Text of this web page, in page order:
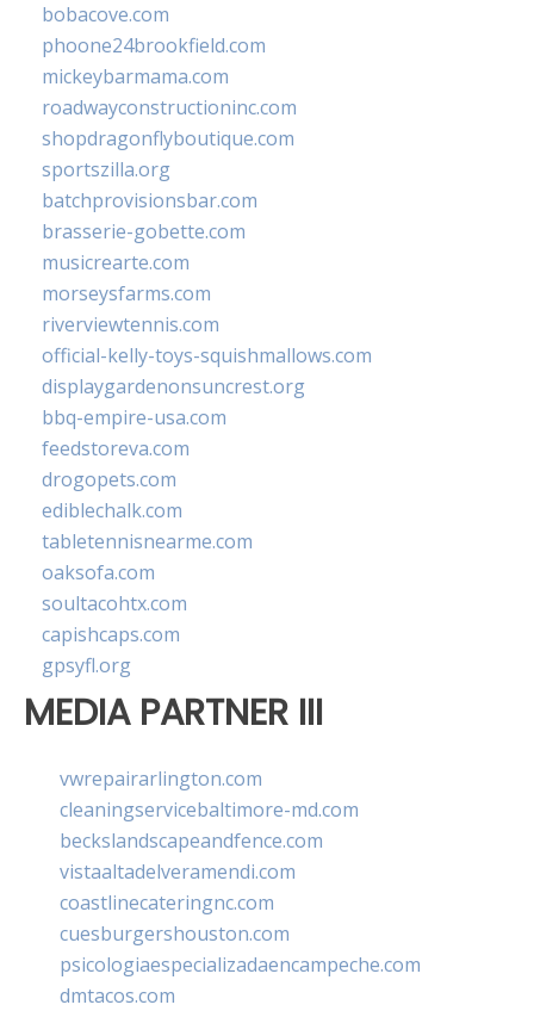
bobacove.com
phoone24brookfield.com
mickeybarmama.com
roadwayconstructioninc.com
shopdragonflyboutique.com
sportszilla.org
batchprovisionsbar.com
brasserie-gobette.com
musicrearte.com
morseysfarms.com
riverviewtennis.com
official-kelly-toys-squishmallows.com
displaygardenonsuncrest.org
bbq-empire-usa.com
feedstoreva.com
drogopets.com
ediblechalk.com
tabletennisnearme.com
oaksofa.com
soultacohtx.com
capishcaps.com
gpsyfl.org
MEDIA PARTNER III
vwrepairarlington.com
cleaningservicebaltimore-md.com
beckslandscapeandfence.com
vistaaltadelveramendi.com
coastlinecateringnc.com
cuesburgershouston.com
psicologiaespecializadaencampeche.com
dmtacos.com